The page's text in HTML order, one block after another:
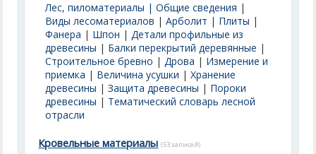
Лес, пиломатериалы | Общие сведения |
Виды лесоматериалов |Арболит | Плиты |
Фанера | Шпон |Детали профильные из
древесины | Балки перекрытий деревянные |
Строительное бревно |Дрова | Измерение и
приемка | Величина усушки |Хранение
древесины |Защита древесины | Пороки
древесины | Тематический словарь лесной
отрасли
Кровельные материалы (53 записей)